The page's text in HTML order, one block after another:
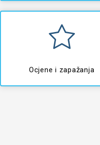
Ocjene i zapažanja